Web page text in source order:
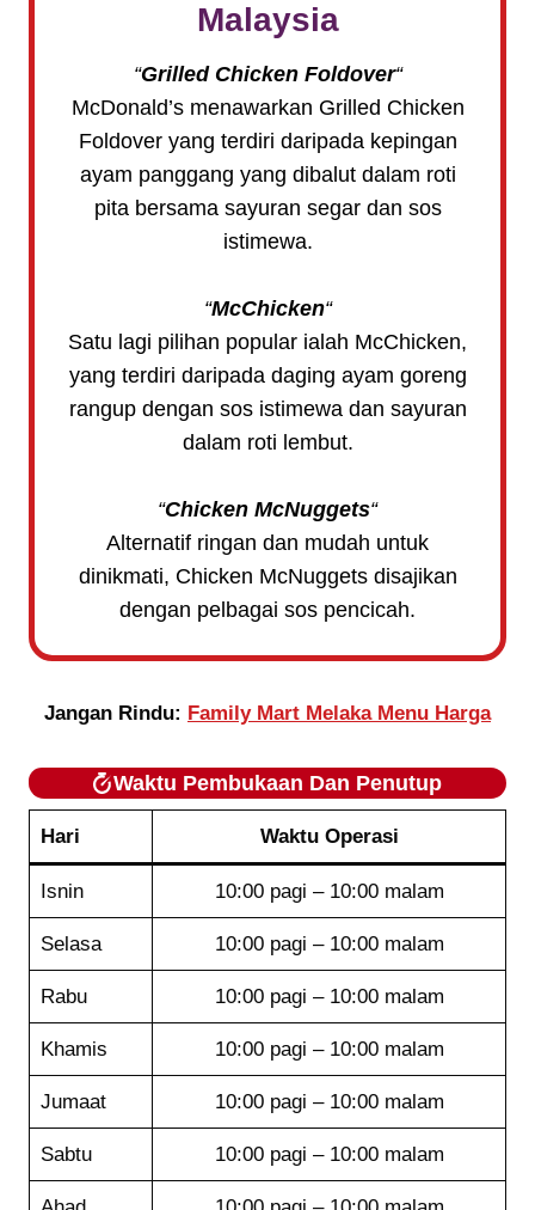
Malaysia
“Grilled Chicken Foldover“
McDonald’s menawarkan Grilled Chicken
Foldover yang terdiri daripada kepingan
ayam panggang yang dibalut dalam roti
pita bersama sayuran segar dan sos
istimewa.
“McChicken“
Satu lagi pilihan popular ialah McChicken,
yang terdiri daripada daging ayam goreng
rangup dengan sos istimewa dan sayuran
dalam roti lembut.
“Chicken McNuggets“
Alternatif ringan dan mudah untuk
dinikmati, Chicken McNuggets disajikan
dengan pelbagai sos pencicah.
Jangan Rindu: Family Mart Melaka Menu Harga
Waktu Pembukaan Dan Penutup
Hari Waktu Operasi
Isnin 10:00 pagi – 10:00 malam
Selasa 10:00 pagi – 10:00 malam
Rabu 10:00 pagi – 10:00 malam
Khamis 10:00 pagi – 10:00 malam
Jumaat 10:00 pagi – 10:00 malam
Sabtu 10:00 pagi – 10:00 malam